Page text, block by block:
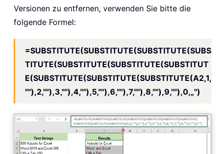
Versionen zu entfernen, verwenden Sie bitte die
folgende Formel:
=SUBSTITUTE(SUBSTITUTE(SUBSTITUTE(SUBS
TITUTE(SUBSTITUTE(SUBSTITUTE(SUBSTITUT
E(SUBSTITUTE(SUBSTITUTE(SUBSTITUTE(A2,1,
""),2,""),3,""),4,""),5,""),6,""),7,""),8,""),9,""),0,„")